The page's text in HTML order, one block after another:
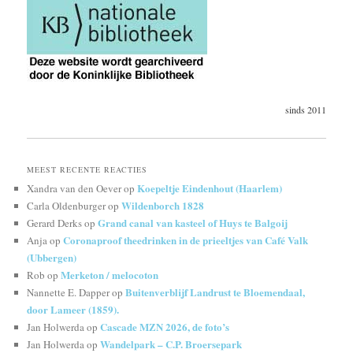
sinds 2011
MEEST RECENTE REACTIES
Xandra van den OeveropKoepeltje Eindenhout (Haarlem)
Carla OldenburgeropWildenborch 1828
Gerard DerksopGrand canal van kasteel of Huys te Balgoij
AnjaopCoronaproof theedrinken in de prieeltjes van Café Valk
(Ubbergen)
Rob opMerketon / melocoton
Nannette E. DapperopBuitenverblijf Landrust te Bloemendaal,
door Lameer (1859).
Jan HolwerdaopCascade MZN 2026, de foto’s
Jan HolwerdaopWandelpark – C.P. Broersepark